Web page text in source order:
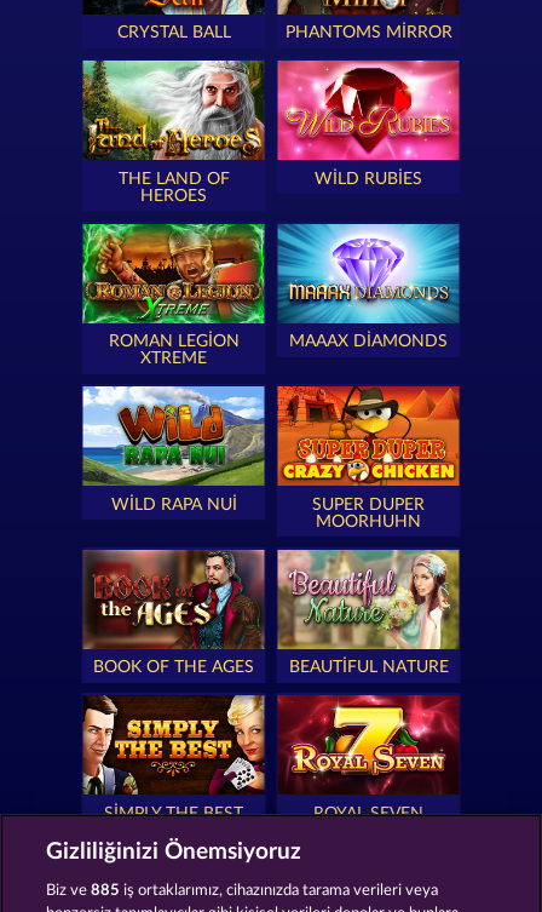
CRYSTAL BALL PHANTOMS MIRROR
THE LAND OF
HEROES
WILD RUBIES
ROMAN LEGION
XTREME
MAAAX DIAMONDS
WILD RAPA NUI
SUPER DUPER
MOORHUHN
BOOK OF THE AGES BEAUTIFUL NATURE
SIMPLY THE BEST ROYAL SEVEN
Gizliliğinizi Önemsiyoruz
Biz ve885 iş ortaklarımız, cihazınızda tarama verileri veya